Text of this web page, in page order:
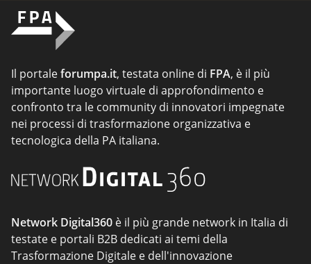
Il portaleforumpa.it, testata online di FPA, è il più
importante luogo virtuale di approfondimento e
confronto tra le community di innovatori impegnate
nei processi di trasformazione organizzativa e
tecnologica della PA italiana.
Network Digital360 è il più grande network in Italia di
testate e portali B2B dedicati ai temi della
Trasformazione Digitale e dell'innovazione